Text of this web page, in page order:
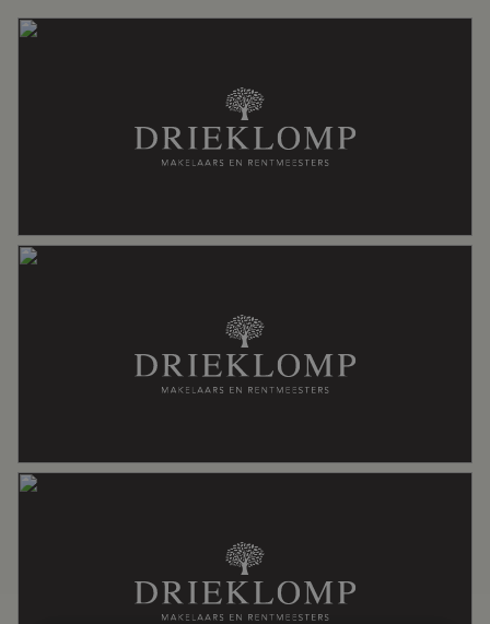
1932
Pannen
Ligging
Aan bosrand, aan rustige weg,
Oppervlakten en inhoud
Wonen
87 m²